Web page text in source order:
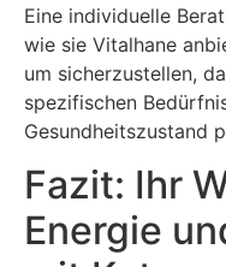
Eine individuelle
wie sie Vitalhane
um sicherzustellen,
spezifischen
Gesundheitszustand
Fazit: Ihr
Energie